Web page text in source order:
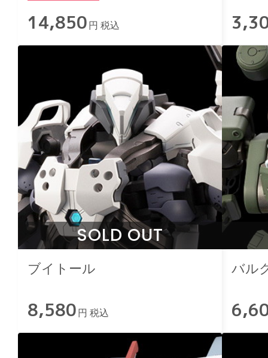
14,850 円 税込
SOLD OUT
ブイトール
8,580 円 税込
バル